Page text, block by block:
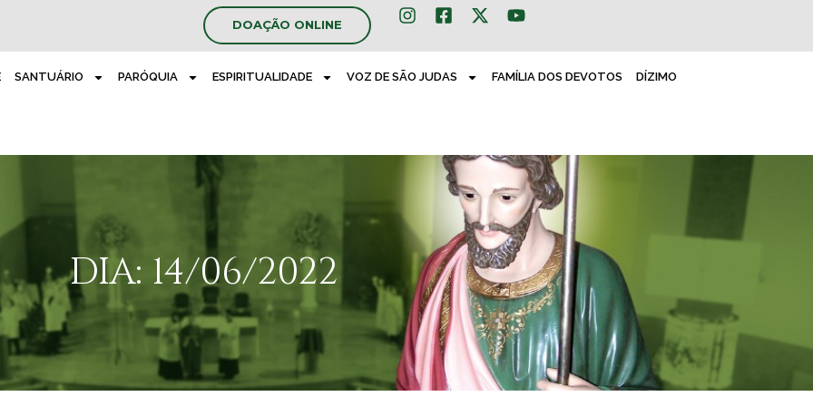
DOAÇÃO ONLINE
SANTUÁRIO PARÓQUIA ESPIRITUALIDADE VOZ DE SÃO JUDAS FAMÍLIA DOS DEVOTOS DÍZIMO
DIA: 14/06/2022